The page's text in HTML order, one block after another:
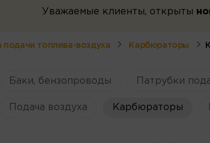
Уважаемые клиенты, открыты
подачи топлива-воздуха Карбюраторы
Баки, бензопроводы Патрубки
Подача воздуха Карбюраторы